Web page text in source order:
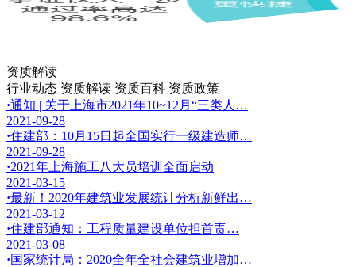
资质解读
行业动态 资质解读 资质百科 资质政策
·通知 | 关于上海市2021年10~12月“三类人…
2021-09-28
·住建部：10月15日起全国实行一级建造师…
2021-09-28
·2021年上海施工八大员培训全面启动
2021-03-15
·最新！2020年建筑业发展统计分析新鲜出…
2021-03-12
·住建部通知：工程质量建设单位担首责…
2021-03-08
·国家统计局：2020全年全社会建筑业增加…